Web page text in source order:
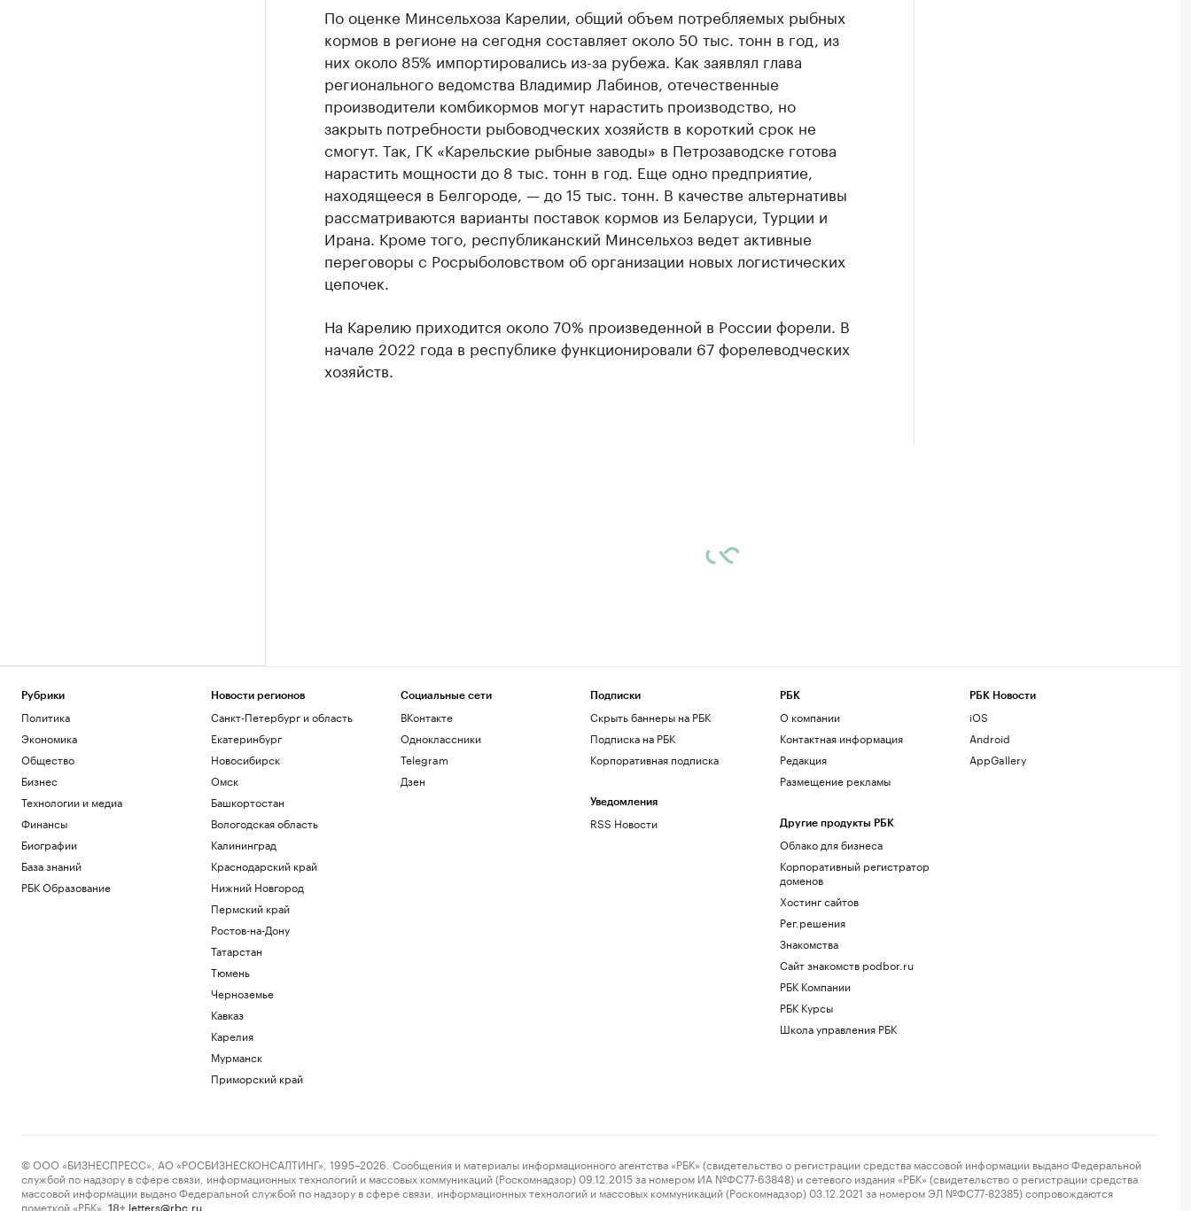
По оценке Минсельхоза Карелии, общий объем потребляемых рыбных
кормов в регионе на сегодня составляет около 50 тыс. тонн в год, из
них около 85% импортировались из-за рубежа. Как заявлял глава
регионального ведомства Владимир Лабинов, отечественные
производители комбикормов могут нарастить производство, но
закрыть потребности рыбоводческих хозяйств в короткий срок не
смогут. Так, ГК «Карельские рыбные заводы» в Петрозаводске готова
нарастить мощности до 8 тыс. тонн в год. Еще одно предприятие,
находящееся в Белгороде, — до 15 тыс. тонн. В качестве альтернативы
рассматриваются варианты поставок кормов из Беларуси, Турции и
Ирана. Кроме того, республиканский Минсельхоз ведет активные
переговоры с Росрыболовством об организации новых логистических
цепочек.
На Карелию приходится около 70% произведенной в России форели. В
начале 2022 года в республике функционировали 67 форелеводческих
хозяйств.
Рубрики
Политика
Экономика
Общество
Бизнес
Технологии и медиа
Финансы
Биографии
База знаний
РБК Образование
Новости регионов
Санкт-Петербург и область
Екатеринбург
Новосибирск
Омск
Башкортостан
Вологодская область
Калининград
Краснодарский край
Нижний Новгород
Пермский край
Ростов-на-Дону
Татарстан
Тюмень
Черноземье
Кавказ
Карелия
Мурманск
Приморский край
Социальные сети
ВКонтакте
Одноклассники
Telegram
Дзен
Подписки
Скрыть баннеры на РБК
Подписка на РБК
Корпоративная подписка
Уведомления
RSS Новости
РБК
О компании
Контактная информация
Редакция
Размещение рекламы
Другие продукты РБК
Облако для бизнеса
Корпоративный регистратор
доменов
Хостинг сайтов
Рег.решения
Знакомства
Сайт знакомств podbor.ru
РБК Компании
РБК Курсы
Школа управления РБК
РБК Новости
iOS
Android
AppGallery
© ООО «БИЗНЕСПРЕСС», АО «РОСБИЗНЕСКОНСАЛТИНГ», 1995–2026. Сообщения и материалы информационного агентства «РБК» (свидетельство о регистрации средства массовой информации выдано Федеральной
службой по надзору в сфере связи, информационных технологий и массовых коммуникаций (Роскомнадзор) 09.12.2015 за номером ИА №ФС77-63848) и сетевого издания «РБК» (свидетельство о регистрации средства
массовой информации выдано Федеральной службой по надзору в сфере связи, информационных технологий и массовых коммуникаций (Роскомнадзор) 03.12.2021 за номером ЭЛ №ФС77-82385) сопровождаются
пометкой «РБК».
18+ letters@rbc.ru